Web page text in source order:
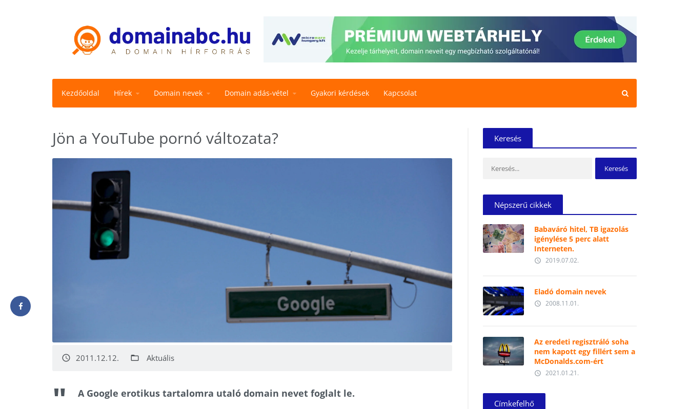
Kezdőoldal Hírek Domain nevek Domain adás-vétel Gyakori kérdések Kapcsolat
Jön a YouTube pornó változata?
access_time 2011.12.12. folder_open Aktuális
A Google erotikus tartalomra utaló domain nevet foglalt le.
Keresés
Népszerű cikkek
Babaváró hitel, TB igazolás
igénylése 5 perc alatt
Interneten.
access_time 2019.07.02.
Eladó domain nevek
access_time 2008.11.01.
Az eredeti regisztráló soha
nem kapott egy fillért sem a
McDonalds.com-ért
access_time 2021.01.21.
Címkefelhő